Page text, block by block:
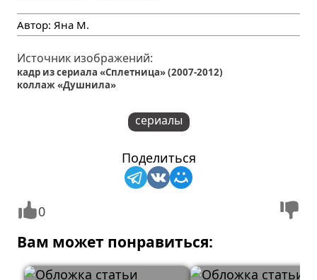
Автор: Яна М.
Источник изображений:
кадр из сериала «Сплетница» (2007-2012)
коллаж «Душнила»
сериалы
Поделиться
0
Вам может понравиться: